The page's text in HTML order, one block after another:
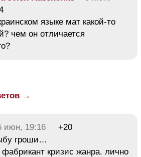
языке мат какой-то
чем он отличается
→
июн, 19:16
+20
гроши…
кризис жанра. лично